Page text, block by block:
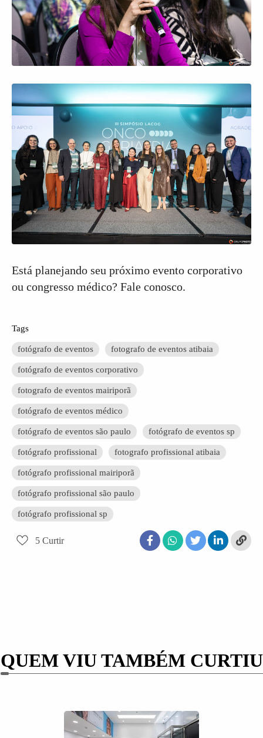
Está planejando seu próximo evento corporativo
ou congresso médico? Fale conosco.
Tags
fotógrafo de eventos fotografo de eventos atibaia
fotógrafo de eventos corporativo
fotografo de eventos mairiporã
fotógrafo de eventos médico
fotógrafo de eventos são paulo fotógrafo de eventos sp
fotógrafo profissional fotografo profissional atibaia
fotógrafo profissional mairiporã
fotógrafo profissional são paulo
fotógrafo profissional sp
5 Curtir
QUEM VIU TAMBÉM CURTIU